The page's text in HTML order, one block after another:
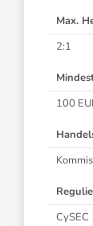
Max.
2:1
100